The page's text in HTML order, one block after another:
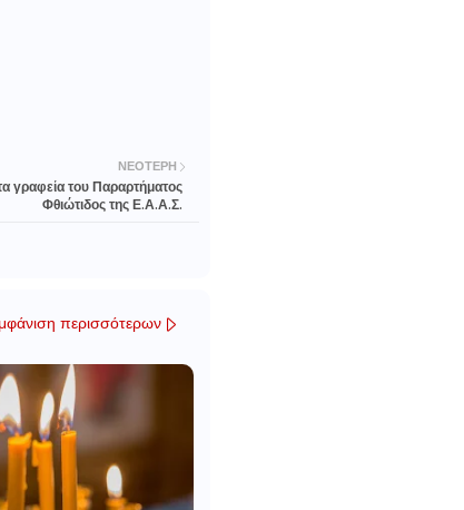
ΝΕΌΤΕΡΗ
γραφεία του Παραρτήματος
Φθιώτιδος της Ε.Α.Α.Σ.
περισσότερων